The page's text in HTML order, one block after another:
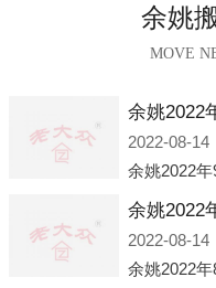
余姚
MOVE
2022-08-14
2022-08-14